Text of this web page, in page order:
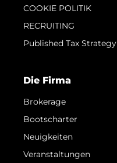
COOKIE POLITIK
RECRUITING
Published Tax Strategy
Die Firma
Brokerage
Bootscharter
Neuigkeiten
Veranstaltungen